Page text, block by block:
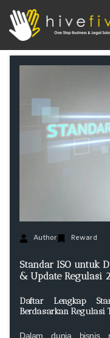
Author Reward
Standar ISO untuk
& Update Regulasi
Daftar Lengkap
Berdasarkan Regulasi
Dalam dunia bisnis